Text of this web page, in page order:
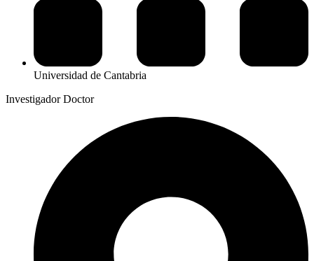
Universidad de Cantabria
Investigador Doctor